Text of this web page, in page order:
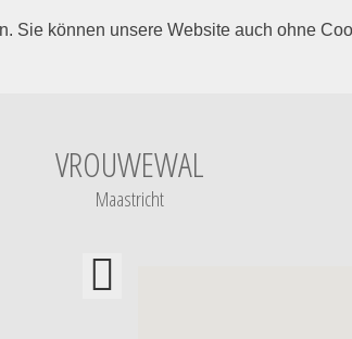
Sie können unsere Website auch ohne
VROUWEWAL
Maastricht